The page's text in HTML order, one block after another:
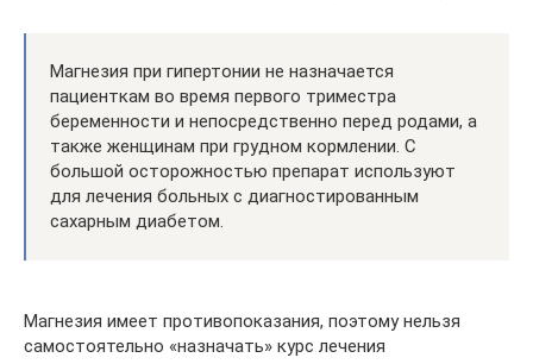
Магнезия при гипертонии не назначается
пациенткам во время первого триместра
беременности и непосредственно перед родами, а
также женщинам при грудном кормлении. С
большой осторожностью препарат используют
для лечения больных с диагностированным
сахарным диабетом.
Магнезия имеет противопоказания, поэтому нельзя
самостоятельно «назначать» курс лечения